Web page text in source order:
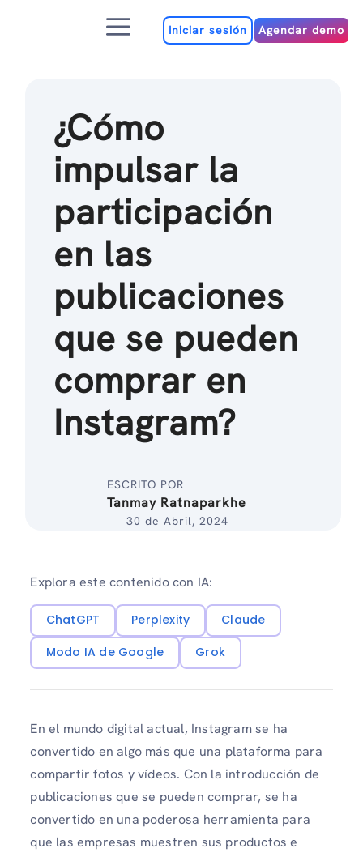
MenúIniciar sesión Agendar demo
¿Cómo
impulsar la
participación
en las
publicaciones
que se pueden
comprar en
Instagram?
ESCRITO POR
Tanmay Ratnaparkhe
30 de Abril, 2024
Explora este contenido con IA:
ChatGPT Perplexity
Claude
Modo IA de Google
Grok
En el mundo digital actual, Instagram se ha
convertido en algo más que una plataforma para
compartir fotos y vídeos. Con la introducción de
publicaciones que se pueden comprar, se ha
convertido en una poderosa herramienta para
que las empresas muestren sus productos e